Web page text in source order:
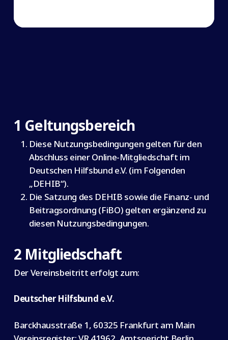
1 Geltungsbereich
Diese Nutzungsbedingungen gelten für den
Abschluss einer Online-Mitgliedschaft im
Deutschen Hilfsbund e.V. (im Folgenden
„DEHIB“).
Die Satzung des DEHIB sowie die Finanz- und
Beitragsordnung (FiBO) gelten ergänzend zu
diesen Nutzungsbedingungen.
2 Mitgliedschaft
Der Vereinsbeitritt erfolgt zum:
Deutscher Hilfsbund e.V.
Barckhausstraße 1, 60325 Frankfurt am Main